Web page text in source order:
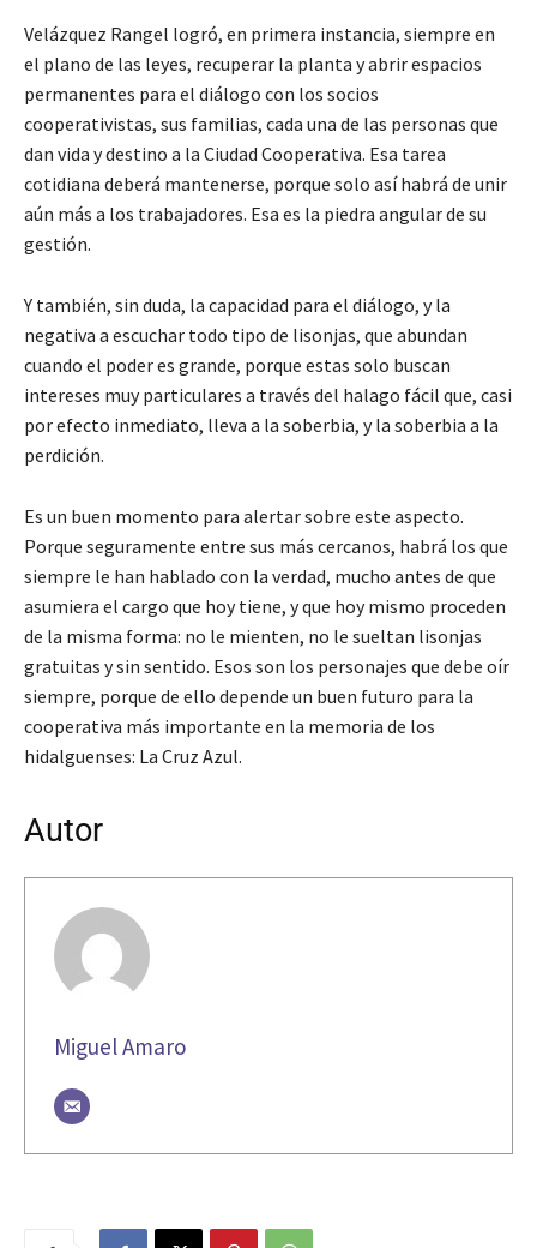
Velázquez Rangel logró, en primera instancia, siempre en
el plano de las leyes, recuperar la planta y abrir espacios
permanentes para el diálogo con los socios
cooperativistas, sus familias, cada una de las personas que
dan vida y destino a la Ciudad Cooperativa. Esa tarea
cotidiana deberá mantenerse, porque solo así habrá de unir
aún más a los trabajadores. Esa es la piedra angular de su
gestión.
Y también, sin duda, la capacidad para el diálogo, y la
negativa a escuchar todo tipo de lisonjas, que abundan
cuando el poder es grande, porque estas solo buscan
intereses muy particulares a través del halago fácil que, casi
por efecto inmediato, lleva a la soberbia, y la soberbia a la
perdición.
Es un buen momento para alertar sobre este aspecto.
Porque seguramente entre sus más cercanos, habrá los que
siempre le han hablado con la verdad, mucho antes de que
asumiera el cargo que hoy tiene, y que hoy mismo proceden
de la misma forma: no le mienten, no le sueltan lisonjas
gratuitas y sin sentido. Esos son los personajes que debe oír
siempre, porque de ello depende un buen futuro para la
cooperativa más importante en la memoria de los
hidalguenses: La Cruz Azul.
Autor
Miguel Amaro